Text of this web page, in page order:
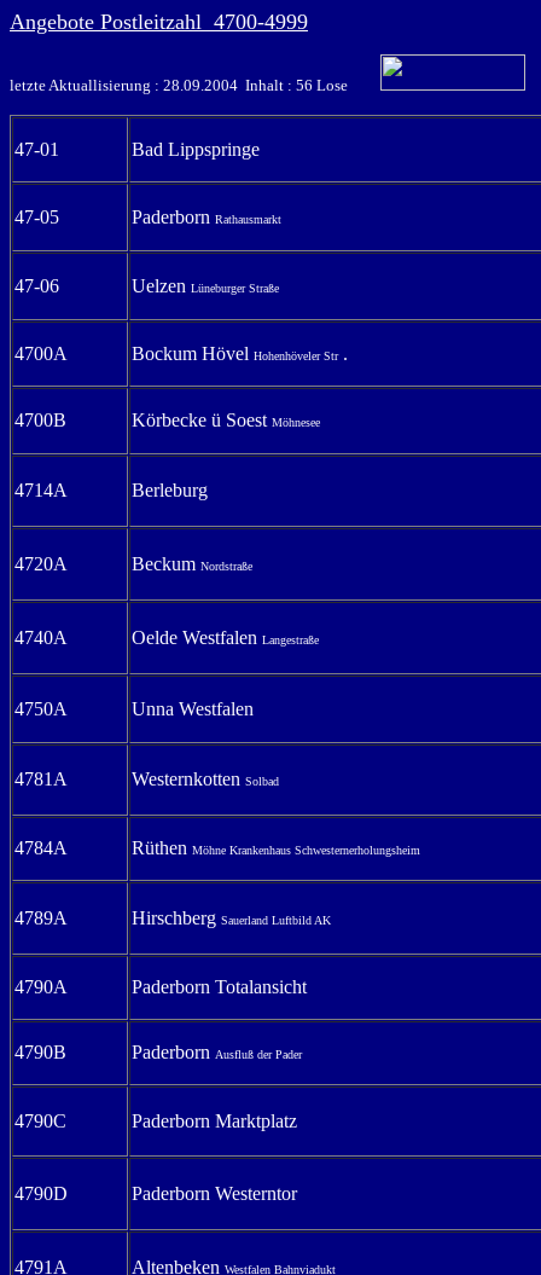
Angebote Postleitzahl 4700-4999
letzte Aktuallisierung : 28.09.2004 Inhalt : 56 Lose
47-01 Bad Lippspringe
47-05 Paderborn Rathausmarkt
47-06 Uelzen Lüneburger Straße
4700A Bockum Hövel Hohenhöveler Str.
4700B Körbecke ü Soest Möhnesee
4714A Berleburg
4720A Beckum Nordstraße
4740A Oelde Westfalen Langestraße
4750A Unna Westfalen
4781A Westernkotten Solbad
4784A Rüthen Möhne Krankenhaus Schwesternerholungsheim
4789A Hirschberg Sauerland Luftbild AK
4790A Paderborn Totalansicht
4790B Paderborn Ausfluß der Pader
4790C Paderborn Marktplatz
4790D Paderborn Westerntor
4791A Altenbeken Westfalen Bahnviadukt